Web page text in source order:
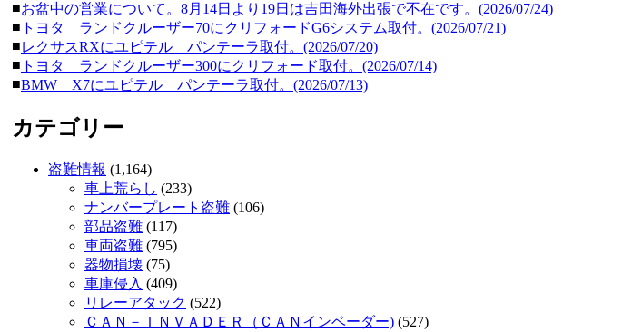
■お盆中の営業について。8月14日より19日は吉田海外出張で不在です。(2026/07/24)
■ トヨタ ランドクルーザー70にクリフォードG6システム取付。(2026/07/21)
■レクサスRXにユピテル パンテーラ取付。(2026/07/20)
■ トヨタ ランドクルーザー300にクリフォード取付。(2026/07/14)
■BMW X7にユピテル パンテーラ取付。(2026/07/13)
カテゴリー
盗難情報 (1,164)
車上荒らし (233)
ナンバープレート盗難 (106)
部品盗難 (117)
車両盗難 (795)
器物損壊 (75)
車庫侵入 (409)
リレーアタック (522)
ＣＡＮ－ＩＮＶＡＤＥＲ（ＣＡＮインベーダー) (527)